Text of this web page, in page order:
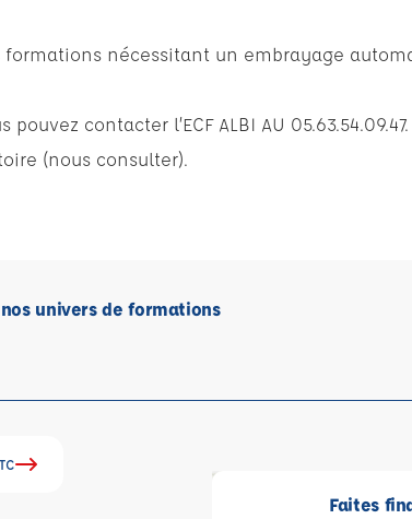
nécessitant un embrayage
contacter l’ECF ALBI AU 05.63.54.09.47.
(nous consulter).
univers de formations
Faites